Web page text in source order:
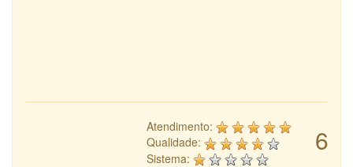
6
Atendimento:
Qualidade:
Sistema: